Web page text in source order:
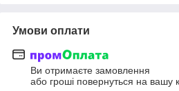
Умови оплати
Ви отримаєте замовлення
або гроші повернуться на вашу